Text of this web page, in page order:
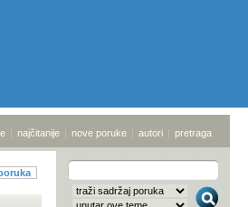
| najčitanije | nove poruke | autori | pretraga